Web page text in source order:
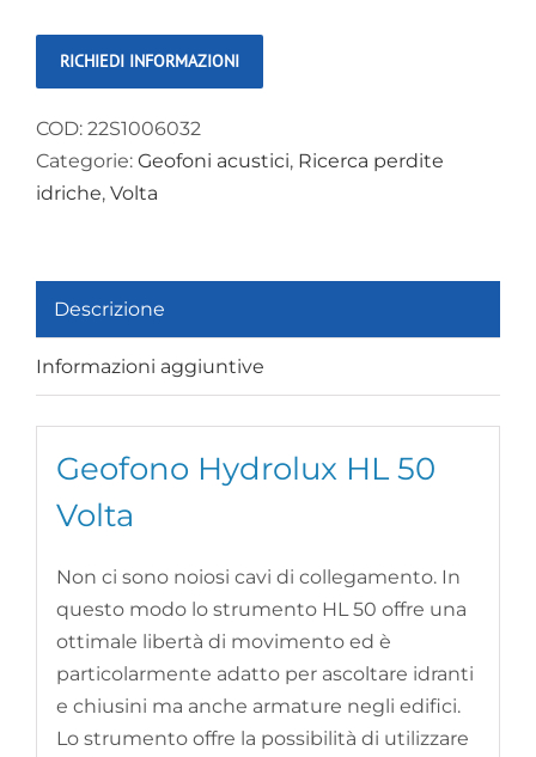
COD: 22S1006032
Categorie: Geofoni acustici, Ricerca perdite
idriche, Volta
Descrizione
Informazioni aggiuntive
Geofono Hydrolux HL 50
Volta
Non ci sono noiosi cavi di collegamento. In
questo modo lo strumento HL 50 offre una
ottimale libertà di movimento ed è
particolarmente adatto per ascoltare idranti
e chiusini ma anche armature negli edifici.
Lo strumento offre la possibilità di utilizzare